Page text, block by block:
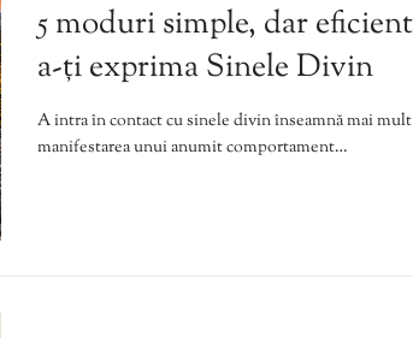
5 moduri simple, dar
a-ți exprima Sinele Divin
A intra în contact cu sinele divin înseamnă mai
manifestarea unui anumit comportament…